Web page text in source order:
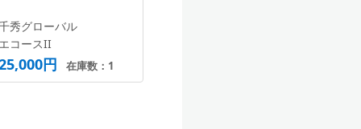
秀グローバル
コースII
円 在庫数：1